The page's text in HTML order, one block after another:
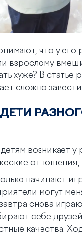
что у его
взрослому
хуже? В
сложно завести
возникает у
отношения,
начинают
могут
снова
себе
качества.